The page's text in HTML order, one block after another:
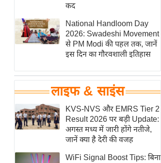
Breaking
News
लाइफस्टाइल
टेक्नॉलॉजी
घरेलू नुस्खे
पर्यटन स्थल
फिटनेस मंत्रा
रिलेशनशिप
राजनीति
विश्लेषण
कद
National Handloom Day
2026: Swadeshi Movement
से PM Modi की पहल तक, जानें
इस दिन का गौरवशाली इतिहास
लाइफ & साइंस
KVS-NVS और EMRS Tier 2
Result 2026 पर बड़ी Update:
अगस्त मध्य में जारी होंगे नतीजे,
जानें क्या है देरी की वजह
WiFi Signal Boost Tips: बिना